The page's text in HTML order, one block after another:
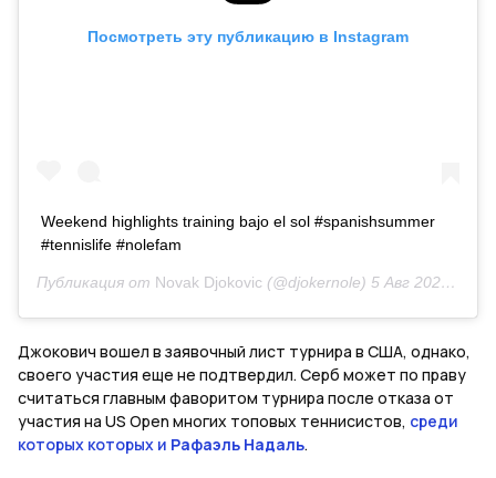
Посмотреть эту публикацию в Instagram
Weekend highlights training bajo el sol #spanishsummer
#tennislife #nolefam
Публикация от Novak Djokovic (@djokernole) 5 Авг 2020 в 9:35 PDT
Джокович вошел в заявочный лист турнира в США, однако,
своего участия еще не подтвердил. Серб может по праву
считаться главным фаворитом турнира после отказа от
участия на US Open многих топовых теннисистов, среди
которых которых и Рафаэль Надаль.